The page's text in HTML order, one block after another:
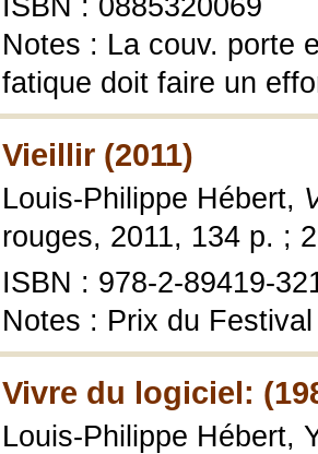
ISBN : 0885320069
Notes : La couv. porte
fatique doit faire un
Vieillir (2011)
Louis-Philippe Hébert,
rouges, 2011, 134 p. ;
ISBN : 978-2-89419-
Notes : Prix du
Vivre du logiciel:
Louis-Philippe Hébert,